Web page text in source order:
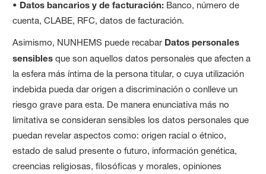
• Datos bancarios y de facturación: Banco, número de
cuenta, CLABE, RFC, datos de facturación.
Asimismo, NUNHEMS puede recabar Datos personales
sensiblesque son aquellos datos personales que afecten a
la esfera más íntima de la persona titular, o cuya utilización
indebida pueda dar origen a discriminación o conlleve un
riesgo grave para esta. De manera enunciativa más no
limitativa se consideran sensibles los datos personales que
puedan revelar aspectos como: origen racial o étnico,
estado de salud presente o futuro, información genética,
creencias religiosas, filosóficas y morales, opiniones